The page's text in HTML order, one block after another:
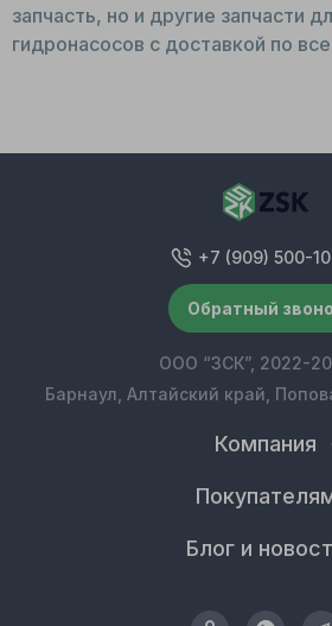
запчасть, но и другие запчасти
гидронасосов с доставкой по
Компания
Блог и
+7 (909) 500-
Обратный
ООО “ЗСК”, 2022-
Барнаул, Алтайский край,